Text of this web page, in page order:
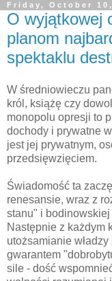
Friday, October 10,
O wyjątkowej
planom
spektaklu
W średniowieczu
król, książę czy
monopolu opresji to
dochody i prywatne
jest jej prywatnym,
przedsięwzięciem.
Świadomość ta
renesansie, wraz z
stanu" i
Następnie z każdym
utożsamianie
gwarantem
sile - dość